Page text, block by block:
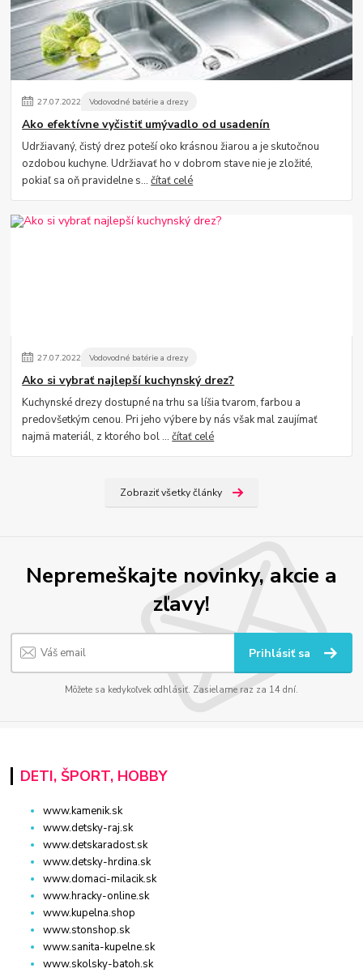
27.07.2022 Vodovodné batérie a drezy
Ako efektívne vyčistiť umývadlo od usadenín
Udržiavaný, čistý drez poteší oko krásnou žiarou a je skutočnou
ozdobou kuchyne. Udržiavať ho v dobrom stave nie je zložité,
pokiaľ sa oň pravidelne s...čítať celé
27.07.2022 Vodovodné batérie a drezy
Ako si vybrať najlepší kuchynský drez?
Kuchynské drezy dostupné na trhu sa líšia tvarom, farbou a
predovšetkým cenou. Pri jeho výbere by nás však mal zaujímať
najmä materiál, z ktorého bol ...čítať celé
Zobraziť všetky články
Nepremeškajte novinky, akcie a
zľavy!
Prihlásiť sa
Môžete sa kedykoľvek odhlásiť. Zasielame raz za 14 dní.
DETI, ŠPORT, HOBBY
www.kamenik.sk
www.detsky-raj.sk
www.detskaradost.sk
www.detsky-hrdina.sk
www.domaci-milacik.sk
www.hracky-online.sk
www.kupelna.shop
www.stonshop.sk
www.sanita-kupelne.sk
www.skolsky-batoh.sk